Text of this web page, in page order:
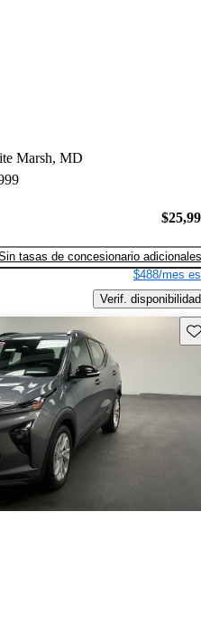
Marsh, MD
tasas de concesionario adicionales
$488/mes
Verif. disponibilidad